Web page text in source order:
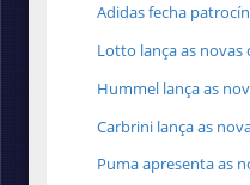
Adidas fecha
Lotto lança as novas
Hummel lança as
Carbrini lança as
Puma apresenta as